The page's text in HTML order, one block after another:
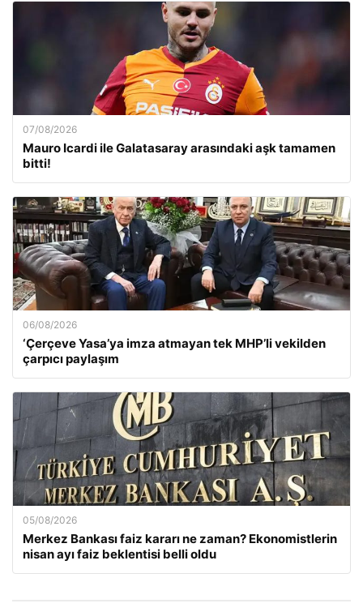
07/08/2026
Mauro Icardi ile Galatasaray arasındaki aşk tamamen
bitti!
06/08/2026
‘Çerçeve Yasa’ya imza atmayan tek MHP’li vekilden
çarpıcı paylaşım
05/08/2026
Merkez Bankası faiz kararı ne zaman? Ekonomistlerin
nisan ayı faiz beklentisi belli oldu